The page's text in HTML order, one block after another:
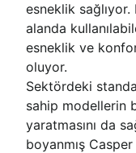
esneklik
alanda
esneklik ve
oluyor.
Sektördeki
sahip modellerin
yaratmasını da
boyanmış